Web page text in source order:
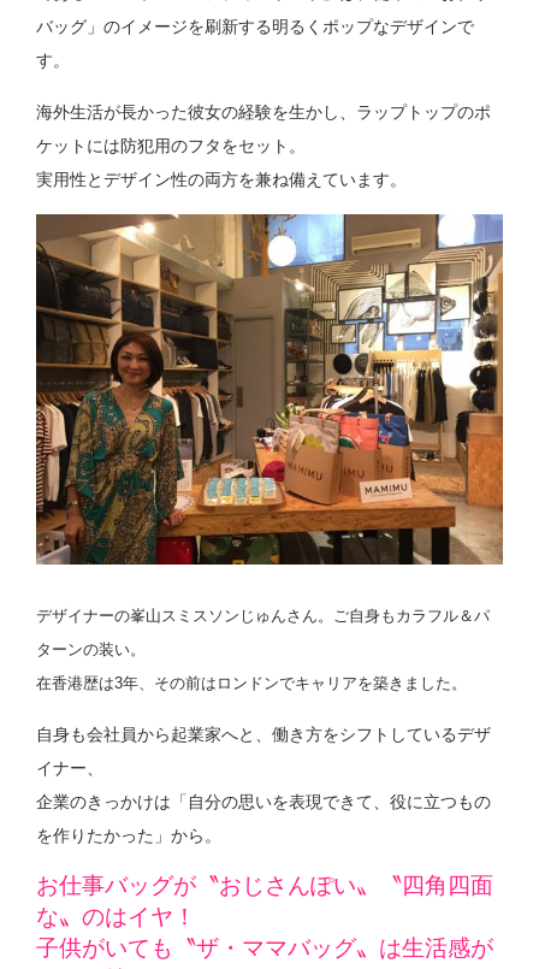
バッグ」のイメージを刷新する明るくポップなデザインで
す。
海外生活が長かった彼女の経験を生かし、ラップトップのポ
ケットには防犯用のフタをセット。
実用性とデザイン性の両方を兼ね備えています。
デザイナーの峯山スミスソンじゅんさん。ご自身もカラフル＆パ
ターンの装い。
在香港歴は3年、その前はロンドンでキャリアを築きました。
自身も会社員から起業家へと、働き方をシフトしているデザ
イナー、
企業のきっかけは「自分の思いを表現できて、役に立つもの
を作りたかった」から。
お仕事バッグが〝おじさんぽい〟〝四角四面
な〟のはイヤ！
子供がいても〝ザ・ママバッグ〟は生活感が